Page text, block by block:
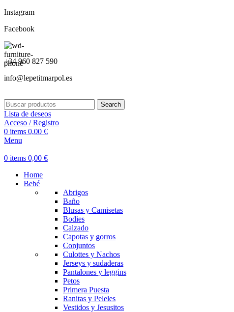
Instagram
Facebook
+34 960 827 590
info@lepetitmarpol.es
Search
Lista de deseos
Acceso / Registro
0 items 0,00 €
Menu
0 items 0,00 €
Home
Bebé
Abrigos
Baño
Blusas y Camisetas
Bodies
Calzado
Capotas y gorros
Conjuntos
Culottes y Nachos
Jerseys y sudaderas
Pantalones y leggins
Petos
Primera Puesta
Ranitas y Peleles
Vestidos y Jesusitos